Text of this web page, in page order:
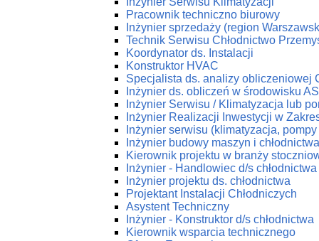
Pracownik techniczno biurowy
Inżynier sprzedaży (region
Technik Serwisu Chłodnictwo
Koordynator ds. Instalacji
Konstruktor HVAC
Specjalista ds. analizy obliczeniowej
Inżynier ds. obliczeń w środowisku
Inżynier Serwisu / Klimatyzacja lub
Inżynier Realizacji Inwestycji w
Inżynier serwisu (klimatyzacja, pompy
Inżynier budowy maszyn i chłodnictwa
Kierownik projektu w branży
Inżynier - Handlowiec d/s chłodnictwa
Inżynier projektu ds. chłodnictwa
Projektant Instalacji Chłodniczych
Asystent Techniczny
Inżynier - Konstruktor d/s chłodnictwa
Kierownik wsparcia technicznego